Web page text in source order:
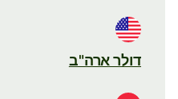
דולר ארה"ב